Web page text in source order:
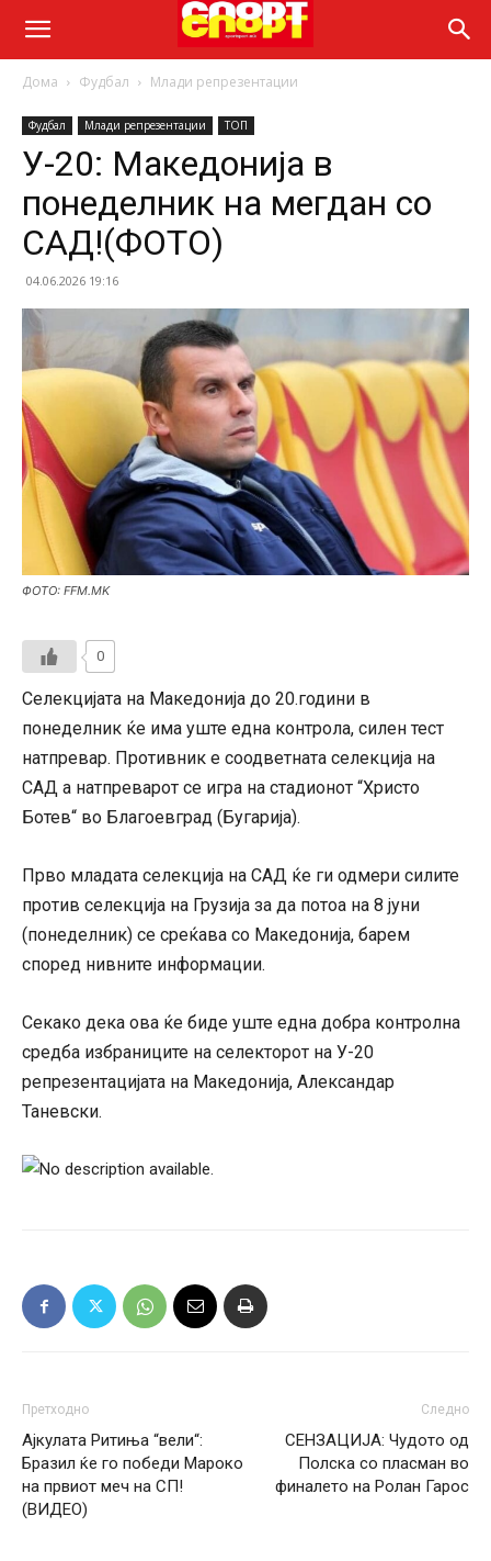
Дома Фудбал Млади репрезентации
Фудбал Млади репрезентации ТОП
У-20: Македонија в
понеделник на мегдан со
САД!(ФОТО)
04.06.2026 19:16
ФОТО: FFM.MK
0
Селекцијата на Македонија до 20.години в
понеделник ќе има уште една контрола, силен тест
натпревар. Противник е соодветната селекција на
САД а натпреварот се игра на стадионот “Христо
Ботев“ во Благоевград (Бугарија).
Прво младата селекција на САД ќе ги одмери силите
против селекција на Грузија за да потоа на 8 јуни
(понеделник) се среќава со Македонија, барем
според нивните информации.
Секако дека ова ќе биде уште една добра контролна
средба избраниците на селекторот на У-20
репрезентацијата на Македонија, Александар
Таневски.
Претходно
Ајкулата Ритиња “вели“:
Бразил ќе го победи Мароко
на првиот меч на СП!
(ВИДЕО)
Следно
СЕНЗАЦИЈА: Чудото од
Полска со пласман во
финалето на Ролан Гарос